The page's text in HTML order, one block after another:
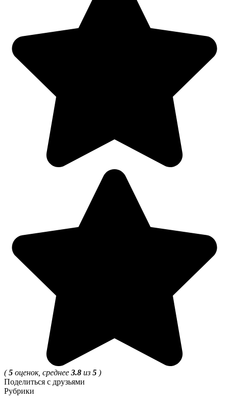
(5 оценок, среднее 3.8 из 5 )
Поделиться с друзьями
Рубрики